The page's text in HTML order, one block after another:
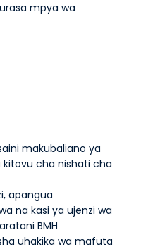
mpya wa
makubaliano ya
kitovu cha nishati cha
apangua
na kasi ya ujenzi wa
BMH
uhakika wa mafuta